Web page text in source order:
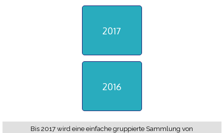
2017
2016
Bis 2017 wird eine einfache gruppierte Sammlung von